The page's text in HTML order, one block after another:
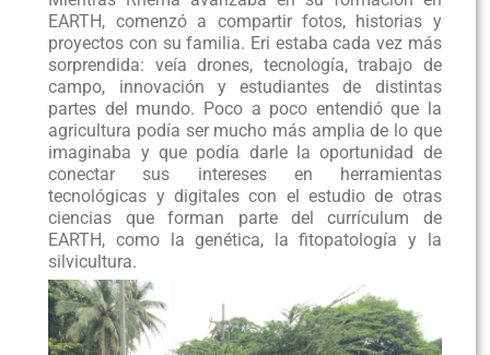
EARTH, comenzó a compartir fotos, historias y
proyectos con su familia. Eri estaba cada vez más
sorprendida: veía drones, tecnología, trabajo de
campo, innovación y estudiantes de distintas
partes del mundo. Poco a poco entendió que la
agricultura podía ser mucho más amplia de lo que
imaginaba y que podía darle la oportunidad de
conectar sus intereses en herramientas
tecnológicas y digitales con el estudio de otras
ciencias que forman parte del currículum de
EARTH, como la genética, la fitopatología y la
silvicultura.